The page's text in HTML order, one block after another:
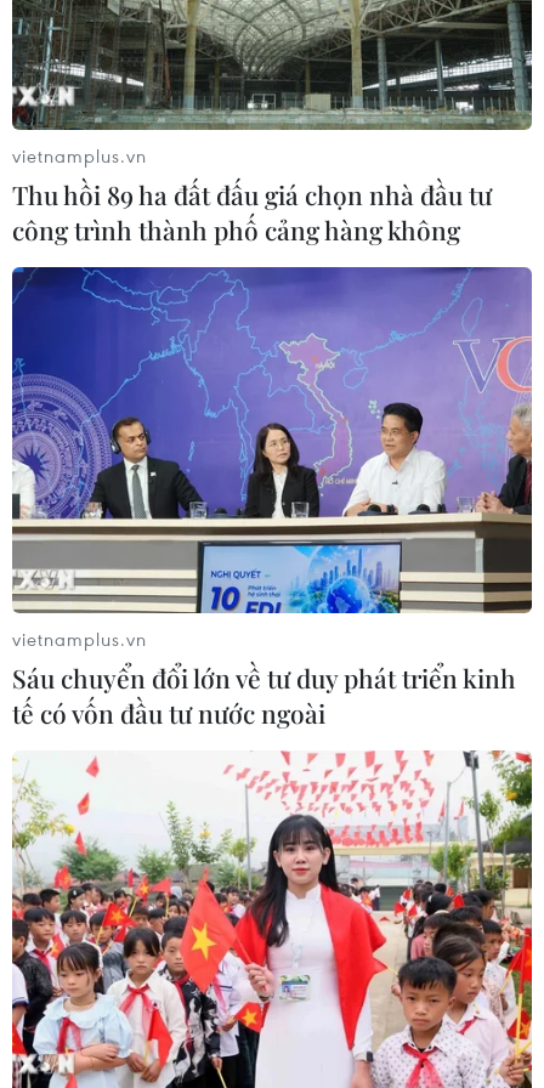
Mỹ thu hồi gần 1,6 triệu quả trứng do
nguy cơ nhiễm khuẩn Salmonella
24/07/2026 05:34
Venezuela ghi nhận 3 ca tử vong do
virus Hanta
22/07/2026 06:57
Sản phụ ở Australia sinh 4 bé gái
cùng trứng theo cách hoàn toàn tự
nhiên
22/07/2026 06:38
Thành phố Hồ Chí Minh: 5 người tử
vong vì bệnh dại trong 6 tháng đầu
năm
20/07/2026 05:41
Vụ ngạt khí tại trang trại heo
nạn nhân cấp cứu
20/07/2026 04:17
Israel mở rộng vai trò "bác sỹ hề" sau
xung đột, hỗ trợ phục hồi tâm lý
19/07/2026 07:17
Phía Nam châu Phi tăng cường phối
vietnamplus.vn
Thu hồi 89 ha đất đấu giá chọn nhà đầu tư
công trình thành phố cảng hàng không
vietnamplus.vn
Sáu chuyển đổi lớn về tư duy phát triển kinh
tế có vốn đầu tư nước ngoài